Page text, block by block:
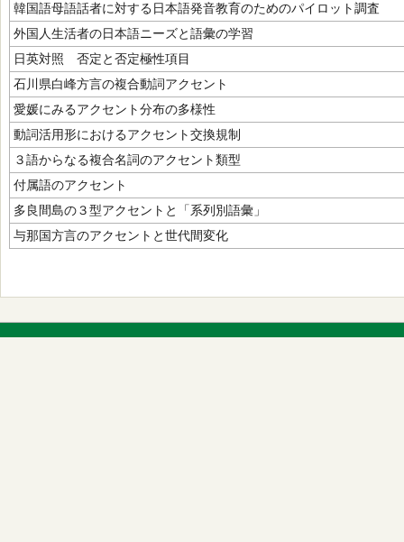
韓国語母語話者に対する日本語発音教育のためのパイロット調査
外国人生活者の日本語ニーズと語彙の学習
日英対照 否定と否定極性項目
石川県白峰方言の複合動詞アクセント
愛媛にみるアクセント分布の多様性
動詞活用形におけるアクセント交換規制
３語からなる複合名詞のアクセント類型
付属語のアクセント
多良間島の３型アクセントと「系列別語彙」
与那国方言のアクセントと世代間変化